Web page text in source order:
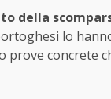
della
lo
concrete